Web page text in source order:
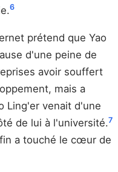
6
prétend que Yao
d'une peine de
avoir souffert
mais a
Ling'er venait d'une
de lui à l'université.7
a touché le cœur de